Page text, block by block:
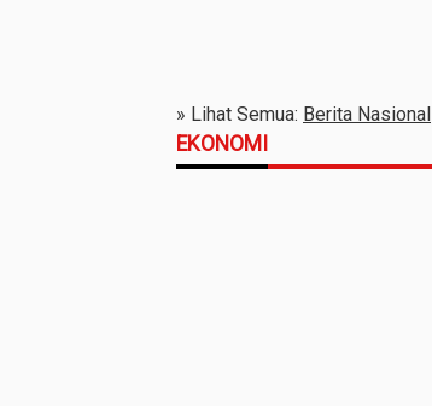
» Lihat Semua: Berita Nasional
EKONOMI